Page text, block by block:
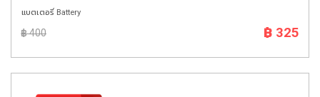
แบตเตอรี่ Battery
฿ 400 ฿ 325